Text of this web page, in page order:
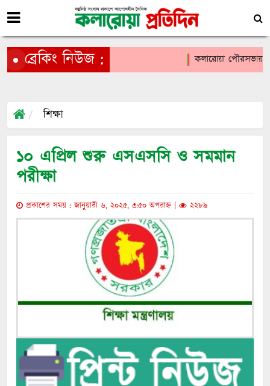
ব্রেকিং নিউজ : কলারোয়া পৌরসভায়
শিক্ষা
১০ এপ্রিল শুরু এসএসসি ও সমমান
পরীক্ষা
প্রকাশের সময় : জানুয়ারী ৬, ২০২৫, ৩:৫০ অপরাহ্ন | ২২৮৯